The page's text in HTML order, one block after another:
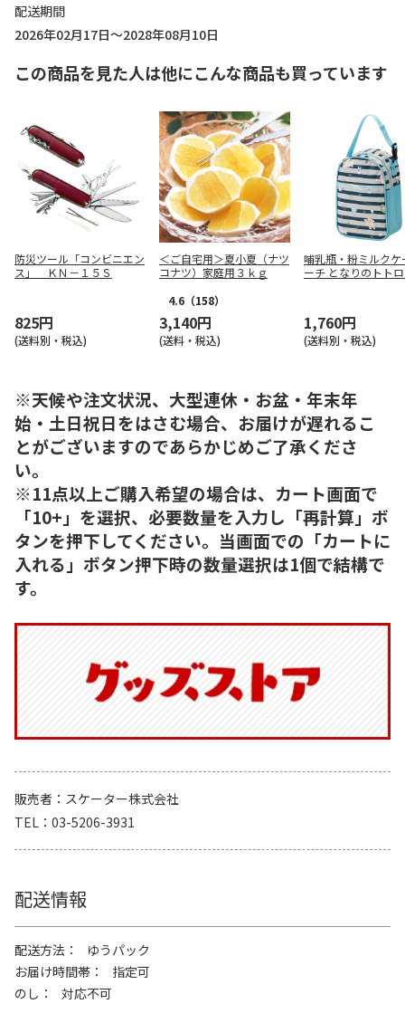
配送期間
2026年02月17日～2028年08月10日
この商品を見た人は他にこんな商品も買っています
防災ツール「コンビニエン
ス」 ＫＮ－１５Ｓ
825円
(送料別・税込)
＜ご自宅用＞夏小夏（ナツ
コナツ）家庭用３ｋｇ
4.6 （158）
3,140円
(送料・税込)
哺乳瓶・粉ミルクケ
ーチ となりのトト
1,760円
(送料別・税込)
※天候や注文状況、大型連休・お盆・年末年
始・土日祝日をはさむ場合、お届けが遅れるこ
とがございますのであらかじめご了承くださ
い。
※11点以上ご購入希望の場合は、カート画面で
「10+」を選択、必要数量を入力し「再計算」ボ
タンを押下してください。当画面での「カートに
入れる」ボタン押下時の数量選択は1個で結構で
す。
販売者
スケーター株式会社
TEL
03-5206-3931
配送情報
配送方法
ゆうパック
お届け時間帯
指定可
のし
対応不可